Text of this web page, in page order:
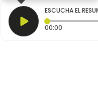
ESCUCHA EL
00:00 Tiempo